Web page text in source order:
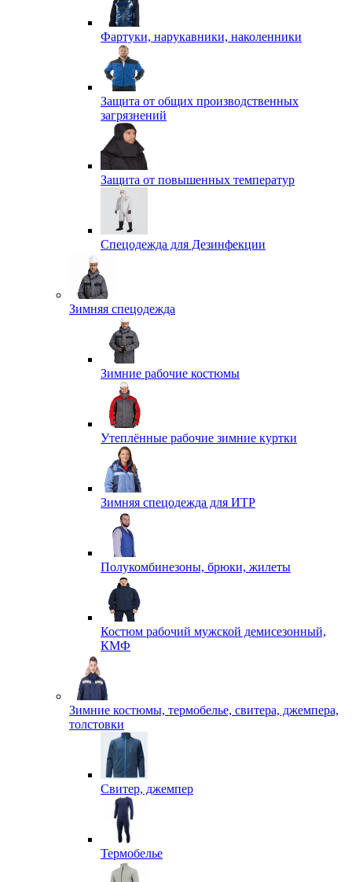
Фартуки, нарукавники, наколенники
Защита от общих производственных
загрязнений
Защита от повышенных температур
Спецодежда для Дезинфекции
Зимняя спецодежда
Зимние рабочие костюмы
Утеплённые рабочие зимние куртки
Зимняя спецодежда для ИТР
Полукомбинезоны, брюки, жилеты
Костюм рабочий мужской демисезонный,
КМФ
Зимние костюмы, термобелье, свитера, джемпера,
толстовки
Свитер, джемпер
Термобелье